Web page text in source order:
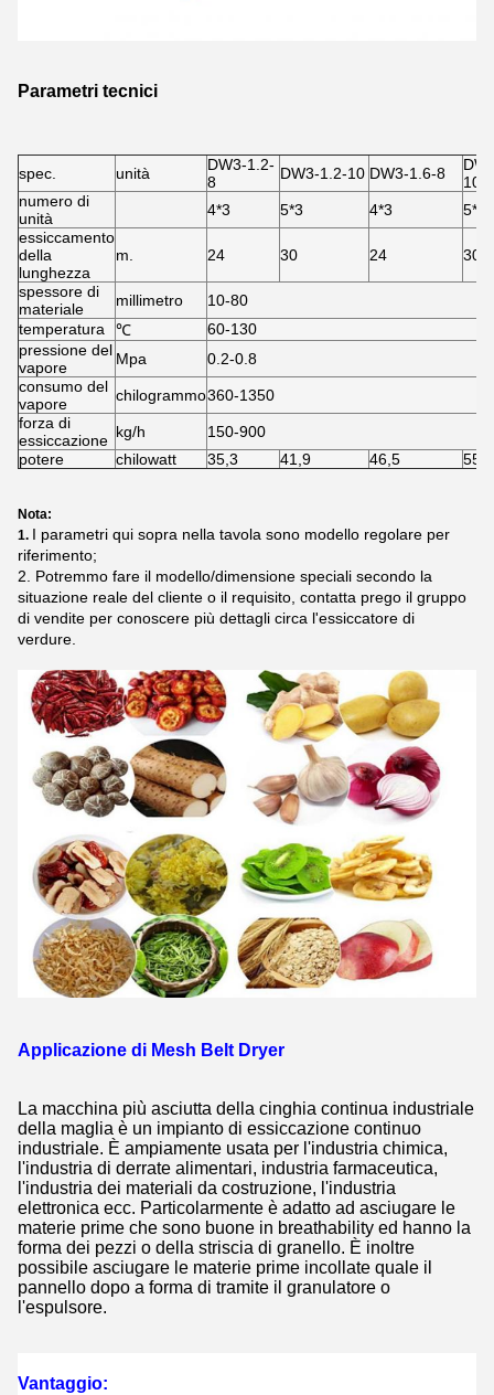
Parametri tecnici
spec. unità
DW3-1.2-
8
DW3-1.2-10 DW3-1.6-8
10
numero di
unità
4*3 5*3 4*3
5*3
essiccamento
della
lunghezza
m. 24 30 24 30
spessore di
materiale
millimetro
10-80
temperatura
℃
60-130
pressione del
vapore
Mpa
0.2-0.8
consumo del
vapore
chilogrammo360-1350
forza di
essiccazione kg/h
150-900
potere
chilowatt 35,3 41,9 46,5 55,5
Nota:
1. I parametri qui sopra nella tavola sono modello regolare per
riferimento;
2. Potremmo fare il modello/dimensione speciali secondo la
situazione reale del cliente o il requisito, contatta prego il gruppo
di vendite per conoscere più dettagli circa l'essiccatore di
verdure.
Applicazione di Mesh Belt Dryer
La macchina più asciutta della cinghia continua industriale
della maglia è un impianto di essiccazione continuo
industriale. È ampiamente usata per l'industria chimica,
l'industria di derrate alimentari, industria farmaceutica,
l'industria dei materiali da costruzione, l'industria
elettronica ecc. Particolarmente è adatto ad asciugare le
materie prime che sono buone in breathability ed hanno la
forma dei pezzi o della striscia di granello. È inoltre
possibile asciugare le materie prime incollate quale il
pannello dopo a forma di tramite il granulatore o
l'espulsore.
Vantaggio: